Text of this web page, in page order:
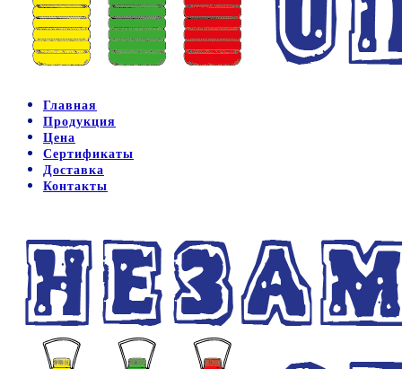
Главная
Продукция
Цена
Сертификаты
Доставка
Контакты